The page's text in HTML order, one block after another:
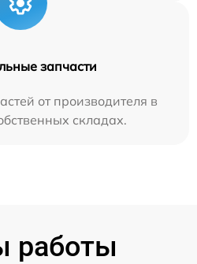
запчасти
от производителя в
складах.
работы